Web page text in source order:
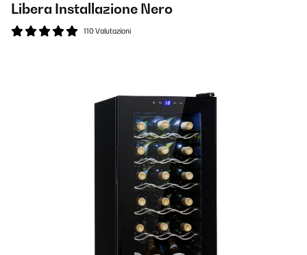
Libera Installazione​ Nero
110 Valutazioni